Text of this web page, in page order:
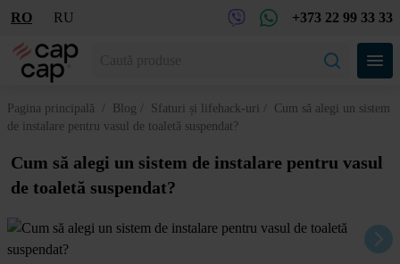
RO RU +373 22 99 33 33
Pagina principală / Blog / Sfaturi și lifehack-uri / Cum să alegi un sistem
de instalare pentru vasul de toaletă suspendat?
Cum să alegi un sistem de instalare pentru vasul
de toaletă suspendat?